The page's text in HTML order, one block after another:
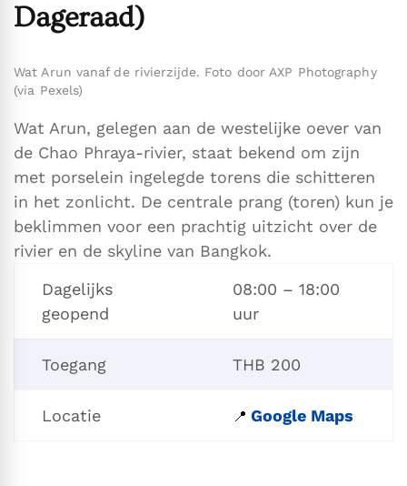
Dageraad)
Wat Arun vanaf de rivierzijde. Foto door AXP Photography
(via Pexels)
Wat Arun, gelegen aan de westelijke oever van
de Chao Phraya-rivier, staat bekend om zijn
met porselein ingelegde torens die schitteren
in het zonlicht. De centrale prang (toren) kun je
beklimmen voor een prachtig uitzicht over de
rivier en de skyline van Bangkok.
Dagelijks
geopend
08:00 – 18:00
uur
Toegang THB 200
Locatie 📍 Google Maps